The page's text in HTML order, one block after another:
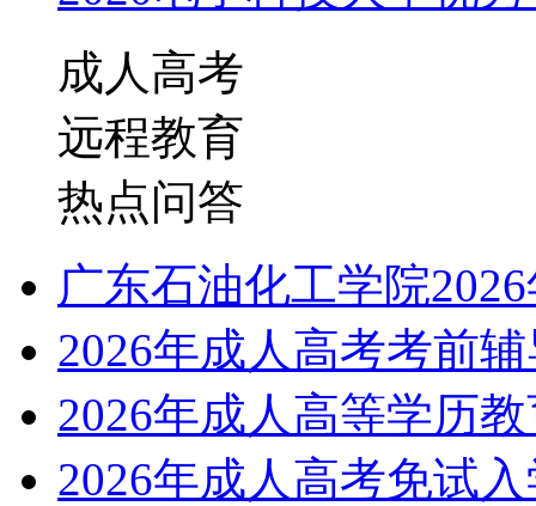
成人高考
远程教育
热点问答
广东石油化工学院
2026年成人高考考前
2026年成人高等学历
2026年成人高考免试